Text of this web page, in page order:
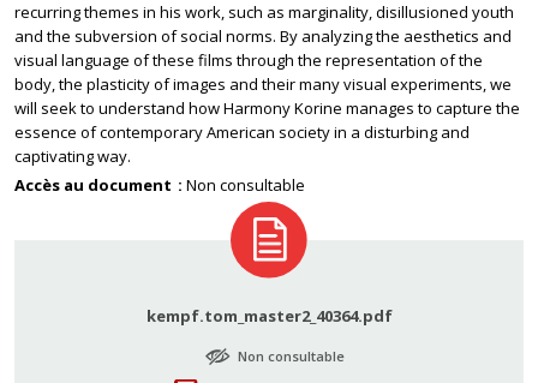
recurring themes in his work, such as marginality, disillusioned youth
and the subversion of social norms. By analyzing the aesthetics and
visual language of these films through the representation of the
body, the plasticity of images and their many visual experiments, we
will seek to understand how Harmony Korine manages to capture the
essence of contemporary American society in a disturbing and
captivating way.
Accès au document
Non consultable
kempf.tom_master2_40364.pdf
Non consultable